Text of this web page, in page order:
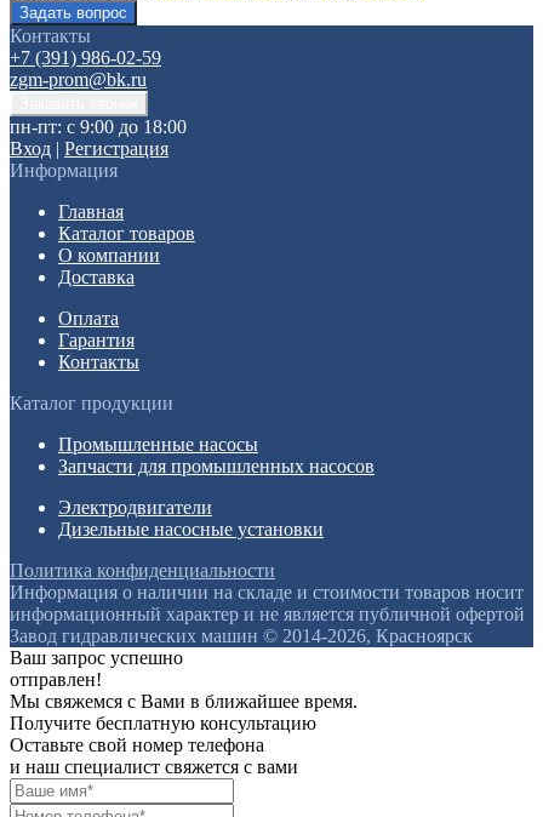
Контакты
+7 (391) 986-02-59
zgm-prom@bk.ru
пн-пт: с 9:00 до 18:00
Вход | Регистрация
Информация
Главная
Каталог товаров
О компании
Доставка
Оплата
Гарантия
Контакты
Каталог продукции
Промышленные насосы
Запчасти для промышленных насосов
Электродвигатели
Дизельные насосные установки
Политика конфиденциальности
Информация о наличии на складе и стоимости товаров носит
информационный характер и не является публичной офертой
Завод гидравлических машин © 2014-2026, Красноярск
Ваш запрос успешно
отправлен!
Мы свяжемся с Вами в ближайшее время.
Получите бесплатную консультацию
Оставьте свой номер телефона
и наш специалист свяжется с вами